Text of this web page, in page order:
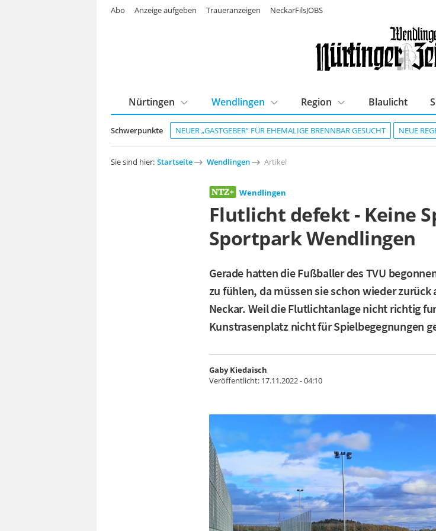
Schwerpunkte NEUER „GASTGEBER“ FÜR EHEMALIGE BRENNBAR GESUCHT NEUE
Nürtingen Wendlingen Region Blaulicht
Abo Anzeige aufgeben Traueranzeigen NeckarFilsJOBS
Sie sind hier: Startseite Wendlingen Artikel
Wendlingen
Flutlicht defekt - Keine
Sportpark Wendlingen
Gerade hatten die Fußballer des TVU
zu fühlen, da müssen sie schon wieder zurück
Neckar. Weil die Flutlichtanlage nicht richtig
Kunstrasenplatz nicht für Spielbegegnungen
Gaby Kiedaisch
Veröffentlicht: 17.11.2022 - 04:10